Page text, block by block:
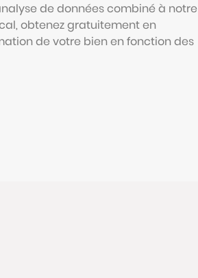
de données combiné à notre
obtenez gratuitement en
de votre bien en fonction des